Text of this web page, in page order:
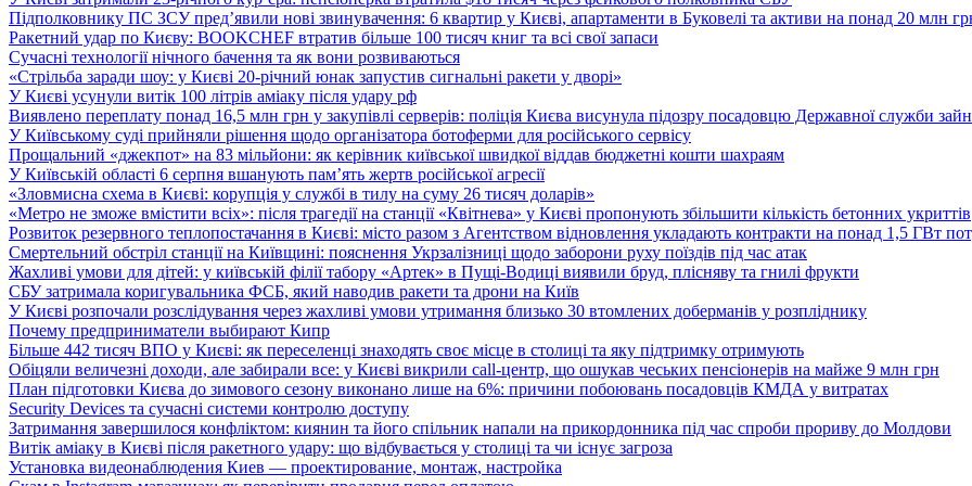
Підполковнику ПС ЗСУ пред’явили нові звинувачення: 6 квартир у Києві, апартаменти в Буковелі та активи на понад 20 млн
Ракетний удар по Києву: BOOKCHEF втратив більше 100 тисяч книг та всі свої запаси
Сучасні технології нічного бачення та як вони розвиваються
«Стрільба заради шоу: у Києві 20-річний юнак запустив сигнальні ракети у дворі»
У Києві усунули витік 100 літрів аміаку після удару рф
Виявлено переплату понад 16,5 млн грн у закупівлі серверів: поліція Києва висунула підозру посадовцю Державної служби
У Київському суді прийняли рішення щодо організатора ботоферми для російського сервісу
Прощальний «джекпот» на 83 мільйони: як керівник київської швидкої віддав бюджетні кошти шахраям
У Київській області 6 серпня вшанують пам’ять жертв російської агресії
«Зловмисна схема в Києві: корупція у службі в тилу на суму 26 тисяч доларів»
«Метро не зможе вмістити всіх»: після трагедії на станції «Квітнева» у Києві пропонують збільшити кількість бетонних укриттів
Розвиток резервного теплопостачання в Києві: місто разом з Агентством відновлення укладають контракти на понад 1,5 ГВт
Смертельний обстріл станції на Київщині: пояснення Укрзалізниці щодо заборони руху поїздів під час атак
Жахливі умови для дітей: у київській філії табору «Артек» в Пущі-Водиці виявили бруд, плісняву та гнилі фрукти
СБУ затримала коригувальника ФСБ, який наводив ракети та дрони на Київ
У Києві розпочали розслідування через жахливі умови утримання близько 30 втомлених доберманів у розпліднику
Почему предприниматели выбирают Кипр
Більше 442 тисяч ВПО у Києві: як переселенці знаходять своє місце в столиці та яку підтримку отримують
Обіцяли величезні доходи, але забирали все: у Києві викрили call-центр, що ошукав чеських пенсіонерів на майже 9 млн грн
План підготовки Києва до зимового сезону виконано лише на 6%: причини побоювань посадовців КМДА у витратах
Security Devices та сучасні системи контролю доступу
Затримання завершилося конфліктом: киянин та його спільник напали на прикордонника під час спроби прориву до Молдови
Витік аміаку в Києві після ракетного удару: що відбувається у столиці та чи існує загроза
Установка видеонаблюдения Киев — проектирование, монтаж, настройка